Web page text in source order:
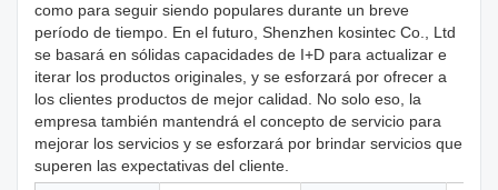
como para seguir siendo populares durante un breve
período de tiempo. En el futuro, Shenzhen kosintec Co., Ltd
se basará en sólidas capacidades de I+D para actualizar e
iterar los productos originales, y se esforzará por ofrecer a
los clientes productos de mejor calidad. No solo eso, la
empresa también mantendrá el concepto de servicio para
mejorar los servicios y se esforzará por brindar servicios que
superen las expectativas del cliente.